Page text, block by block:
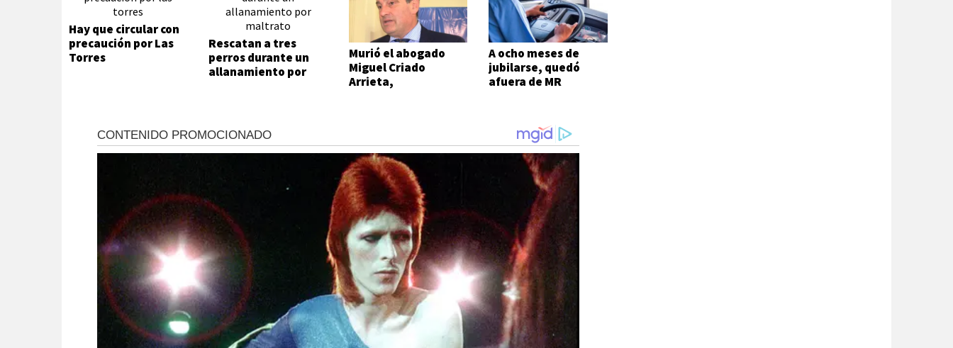
Hay que circular con
precaución por Las
Torres
Rescatan a tres
perros durante un
allanamiento por
Murió el abogado
Miguel Criado
Arrieta,
A ocho meses de
jubilarse, quedó
afuera de MR